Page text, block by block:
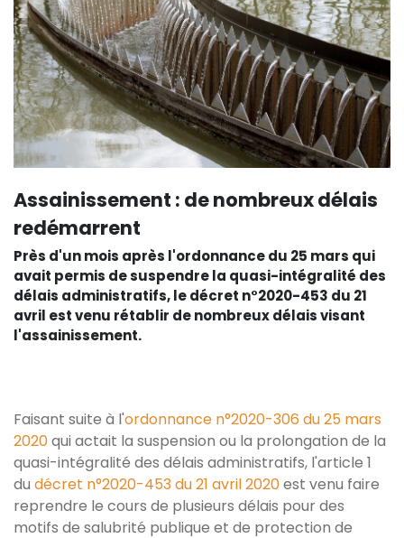
Assainissement : de nombreux délais
redémarrent
Près d'un mois après l'ordonnance du 25 mars qui
avait permis de suspendre la quasi-intégralité des
délais administratifs, le décret n°2020-453 du 21
avril est venu rétablir de nombreux délais visant
l'assainissement.
Faisant suite à l'ordonnance n°2020-306 du 25 mars
2020qui actait la suspension ou la prolongation de la
quasi-intégralité des délais administratifs, l'article 1
du décret n°2020-453 du 21 avril 2020est venu faire
reprendre le cours de plusieurs délais pour des
motifs de salubrité publique et de protection de